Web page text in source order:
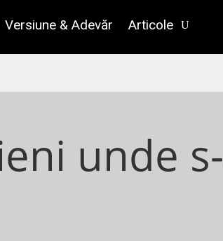
Versiune & Adevăr Articole
unde